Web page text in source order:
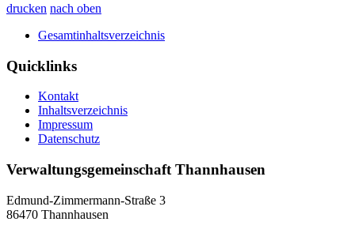
drucken nach oben
Gesamtinhaltsverzeichnis
Quicklinks
Kontakt
Inhaltsverzeichnis
Impressum
Datenschutz
Verwaltungsgemeinschaft Thannhausen
Edmund-Zimmermann-Straße 3
86470 Thannhausen